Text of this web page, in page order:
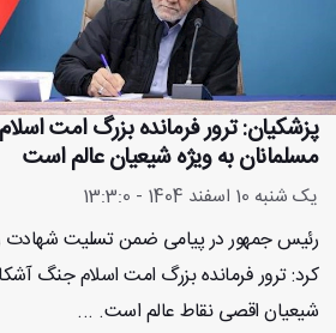
پزشکیان: ترور فرمانده بزرگ امت
مسلمانان به ویژه شیعیان عالم است
یک شنبه 10 اسفند 1404 - 13:3:0
رئیس جمهور در پیامی ضمن تسلیت شهادت
کرد: ترور فرمانده بزرگ امت اسلام جنگ
شیعیان اقصی نقاط عالم است. ...